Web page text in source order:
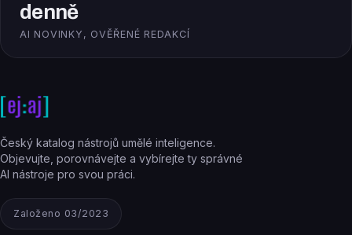
denně
AI NOVINKY, OVĚŘENÉ REDAKCÍ
Český katalog nástrojů umělé inteligence.
Objevujte, porovnávejte a vybírejte ty správné
AI nástroje pro svou práci.
Založeno 03/2023